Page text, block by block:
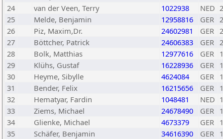
24
van der Veen, Terry 1022938 NED
25
Melde, Benjamin 12958816 GER
26
Piz, Maxim,Dr. 24602981 GER
27
Böttcher, Patrick 24606383 GER
28
Bolk, Matthias 12977616 GER
29
Klühs, Gustaf 16228936 GER
30
Heyme, Sibylle 4624084 GER
31
Bender, Felix 16215656 GER
32
Hematyar, Fardin 1048481 NED
33
Ziems, Michael 24678490 GER
34
Glienke, Michael 4673379 GER
35
Schäfer, Benjamin 34616390 GER